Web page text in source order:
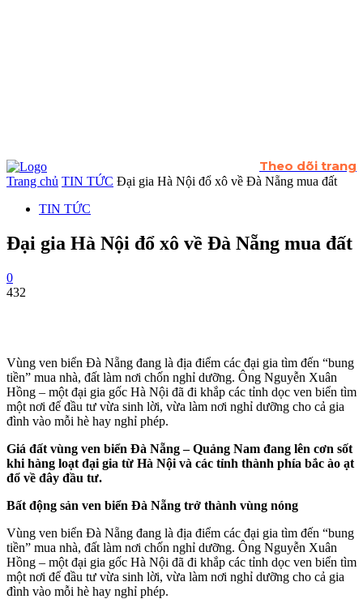
Theo dõi trang
Trang chủ TIN TỨC Đại gia Hà Nội đổ xô về Đà Nẵng mua đất
TIN TỨC
Đại gia Hà Nội đổ xô về Đà Nẵng mua đất
0
432
Vùng ven biển Đà Nẵng đang là địa điểm các đại gia tìm đến “bung
tiền” mua nhà, đất làm nơi chốn nghỉ dưỡng. Ông Nguyễn Xuân
Hồng – một đại gia gốc Hà Nội đã đi khắp các tỉnh dọc ven biển tìm
một nơi để đầu tư vừa sinh lời, vừa làm nơi nghỉ dưỡng cho cả gia
đình vào mỗi hè hay nghỉ phép.
Giá đất vùng ven biển Đà Nẵng – Quảng Nam đang lên cơn sốt
khi hàng loạt đại gia từ Hà Nội và các tỉnh thành phía bắc ào ạt
đổ về đây đầu tư.
Bất động sản ven biển Đà Nẵng trở thành vùng nóng
Vùng ven biển Đà Nẵng đang là địa điểm các đại gia tìm đến “bung
tiền” mua nhà, đất làm nơi chốn nghỉ dưỡng. Ông Nguyễn Xuân
Hồng – một đại gia gốc Hà Nội đã đi khắp các tỉnh dọc ven biển tìm
một nơi để đầu tư vừa sinh lời, vừa làm nơi nghỉ dưỡng cho cả gia
đình vào mỗi hè hay nghỉ phép.